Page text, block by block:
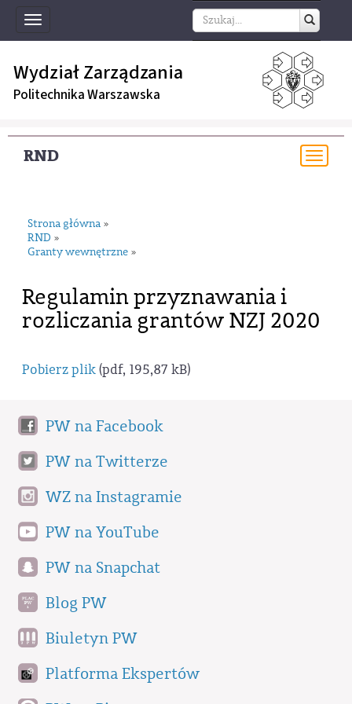
Toggle
navigation
Wydział Zarządzania
Politechnika Warszawska
RND
Strona główna »
RND »
Granty wewnętrzne »
Regulamin przyznawania i
rozliczania grantów NZJ 2020
Pobierz plik(pdf, 195,87 kB)
PW na Facebook
PW na Twitterze
WZ na Instagramie
PW na YouTube
PW na Snapchat
Blog PW
Biuletyn PW
Platforma Ekspertów